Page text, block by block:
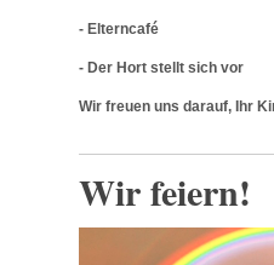
- Elterncafé
- Der Hort stellt sich vor
Wir freuen uns darauf, Ihr
Wir feiern!